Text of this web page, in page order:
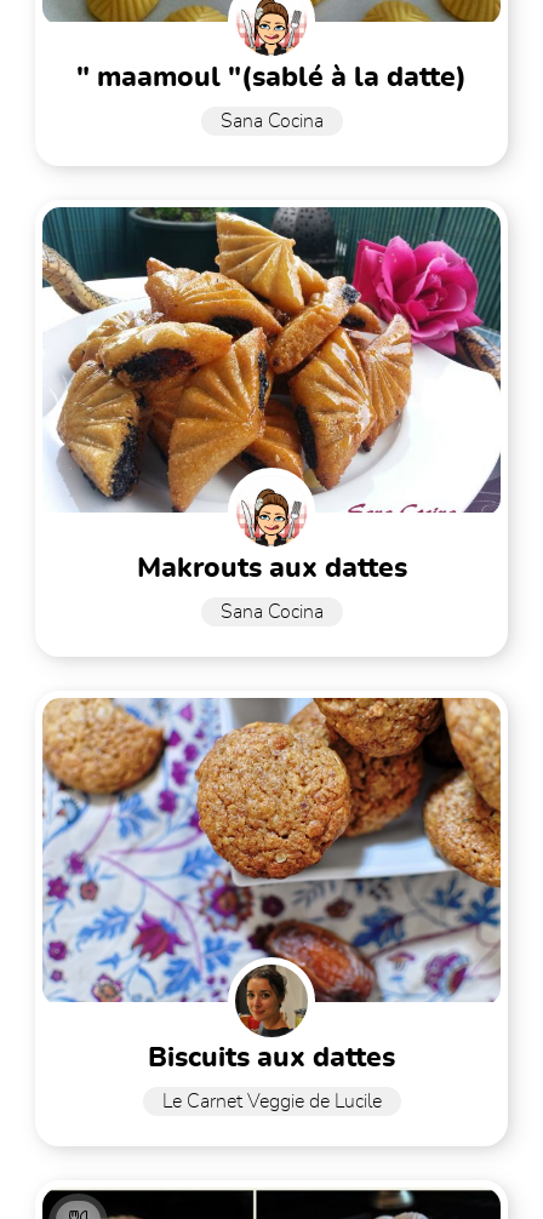
" maamoul "(sablé à la datte)
Sana Cocina
makrouts aux dattes
Sana Cocina
biscuits aux dattes
Le Carnet Veggie de Lucile